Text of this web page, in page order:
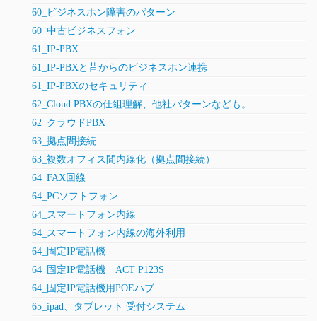
60_ビジネスホン障害のパターン
60_中古ビジネスフォン
61_IP-PBX
61_IP-PBXと昔からのビジネスホン連携
61_IP-PBXのセキュリティ
62_Cloud PBXの仕組理解、他社パターンなども。
62_クラウドPBX
63_拠点間接続
63_複数オフィス間内線化（拠点間接続）
64_FAX回線
64_PCソフトフォン
64_スマートフォン内線
64_スマートフォン内線の海外利用
64_固定IP電話機
64_固定IP電話機 ACT P123S
64_固定IP電話機用POEハブ
65_ipad、タブレット 受付システム